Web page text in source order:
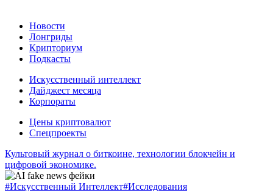
Новости
Лонгриды
Крипториум
Подкасты
Искусственный интеллект
Дайджест месяца
Корпораты
Цены криптовалют
Спецпроекты
Культовый журнал о биткоине, технологии блокчейн и
цифровой экономике.
#Искусственный Интеллект#Исследования